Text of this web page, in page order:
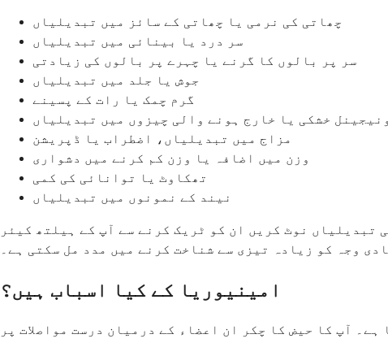
چھاتی کی نرمی یا چھاتی کے سائز میں تبدیلیاں
سر درد یا بینائی میں تبدیلیاں
سر پر بالوں کا گرنے یا چہرے پر بالوں کی زیادتی
جوش یا جلد میں تبدیلیاں
گرم چمک یا رات کے پسینے
خشکی یا خارج ہونے والی چیزوں میں تبدیلیاں
مزاج میں تبدیلیاں، اضطراب یا ڈپریشن
وزن میں اضافہ یا وزن کم کرنے میں دشواری
تھکاوٹ یا توانائی کی کمی
نیند کے نمونوں میں تبدیلیاں
تبدیلیاں نوٹ کریں ان کو ٹریک کرنے سے آپ کے ہیلتھ کیئر
وجہ کو زیادہ تیزی سے شناخت کرنے میں مدد مل سکتی ہے۔
امینیوریا کے کیا اسباب ہیں؟
آپ کا حیض کا چکر ان اعضاء کے درمیان درست مواصلات پر